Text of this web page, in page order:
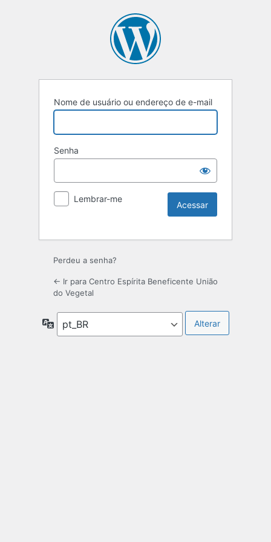
Nome de usuário ou endereço de e-mail
Senha
Lembrar-me
Perdeu a senha?
← Ir para Centro Espírita Beneficente União
do Vegetal
Idioma